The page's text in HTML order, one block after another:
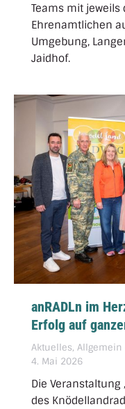
Teams mit
Ehrenamtlichen
Umgebung,
Jaidhof.
anRADLn im
Erfolg auf
Aktuelles, Allgemein
4. Mai 2026
Die Veranstaltung
des